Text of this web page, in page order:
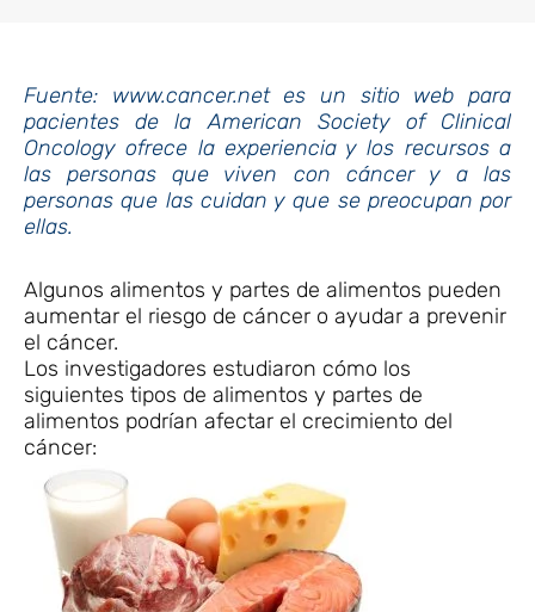
Fuente: www.cancer.net es un sitio web para
pacientes de la American Society of Clinical
Oncology ofrece la experiencia y los recursos a
las personas que viven con cáncer y a las
personas que las cuidan y que se preocupan por
ellas.
Algunos alimentos y partes de alimentos pueden
aumentar el riesgo de cáncer o ayudar a prevenir
el cáncer.
Los investigadores estudiaron cómo los
siguientes tipos de alimentos y partes de
alimentos podrían afectar el crecimiento del
cáncer: